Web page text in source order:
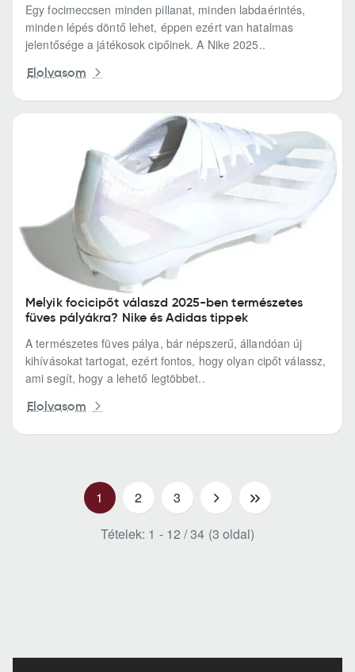
Egy focimeccsen minden pillanat, minden labdaérintés,
minden lépés döntő lehet, éppen ezért van hatalmas
jelentősége a játékosok cipőinek. A Nike 2025..
Elolvasom
Melyik focicipőt válaszd 2025-ben természetes
füves pályákra? Nike és Adidas tippek
A természetes füves pálya, bár népszerű, állandóan új
kihívásokat tartogat, ezért fontos, hogy olyan cipőt válassz,
ami segít, hogy a lehető legtöbbet..
Elolvasom
1 2 3 >
>|
Tételek: 1 - 12 / 34 (3 oldal)